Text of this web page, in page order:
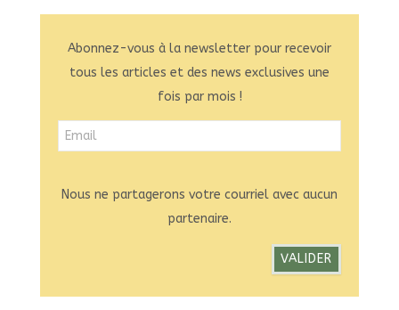
Abonnez-vous à la newsletter pour recevoir
tous les articles et des news exclusives une
fois par mois !
Nous ne partagerons votre courriel avec aucun
partenaire.